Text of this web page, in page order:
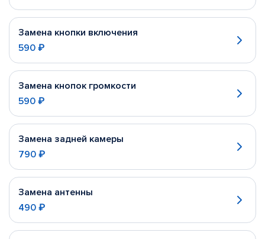
Замена кнопки включения
590 ₽
Замена кнопок громкости
590 ₽
Замена задней камеры
790 ₽
Замена антенны
490 ₽